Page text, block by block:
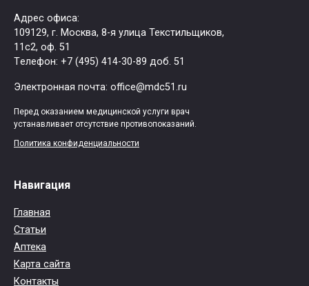
Адрес офиса:
109129, г. Москва, ​8-я улица Текстильщиков,
11с2, оф. 51
Tелефон: +7 (495) 414-30-89 доб. 51
Электронная почта: office@mdc51.ru
Перед оказанием медицинской услуги врач
устанавливает отсутствие противопоказаний.
Политика конфиденциальности
Навигация
Главная
Статьи
Аптека
Карта сайта
Контакты